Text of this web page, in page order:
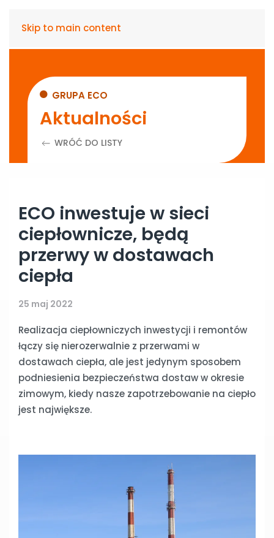
Skip to main content
GRUPA ECO
Aktualności
WRÓĆ DO LISTY
ECO inwestuje w sieci
ciepłownicze, będą
przerwy w dostawach
ciepła
25 maj 2022
Realizacja ciepłowniczych inwestycji i remontów
łączy się nierozerwalnie z przerwami w
dostawach ciepła, ale jest jedynym sposobem
podniesienia bezpieczeństwa dostaw w okresie
zimowym, kiedy nasze zapotrzebowanie na ciepło
jest największe.